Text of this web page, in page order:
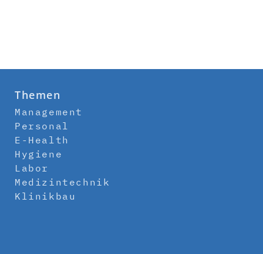
Themen
Management
Personal
E-Health
Hygiene
Labor
Medizintechnik
Klinikbau